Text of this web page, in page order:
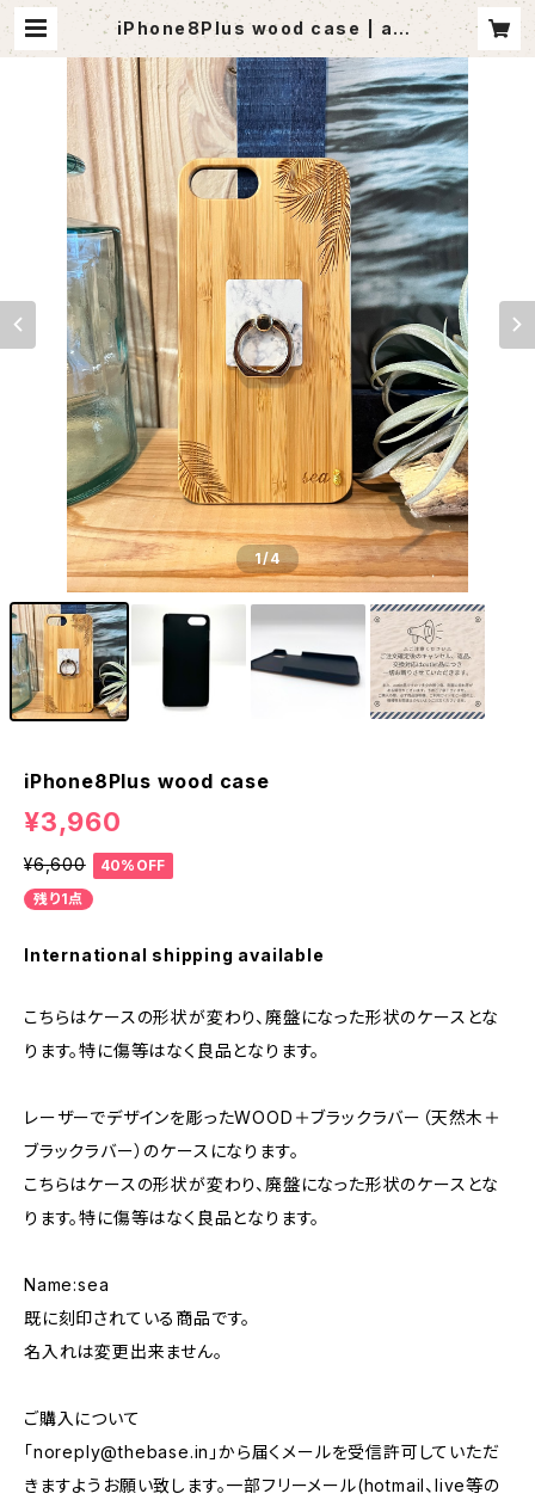
iPhone8Plus wood case | ago
utlet
1/4
iPhone8Plus wood case
¥3,960
¥6,600
40%OFF
残り1点
International shipping available
こちらはケースの形状が変わり、廃盤になった形状のケースとな
ります。特に傷等はなく良品となります。
レーザーでデザインを彫ったWOOD＋ブラックラバー（天然木＋
ブラックラバー）のケースになります。
こちらはケースの形状が変わり、廃盤になった形状のケースとな
ります。特に傷等はなく良品となります。
Name:sea
既に刻印されている商品です。
名入れは変更出来ません。
ご購入について
「noreply@thebase.in 」から届くメールを受信許可していただ
きますようお願い致します。一部フリーメール(hotmail、live等の